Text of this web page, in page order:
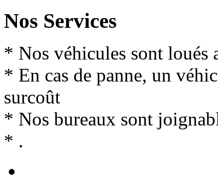
Nos Services
* Nos véhicules sont loués
* En cas de panne, un
surcoût
* Nos bureaux sont
* .